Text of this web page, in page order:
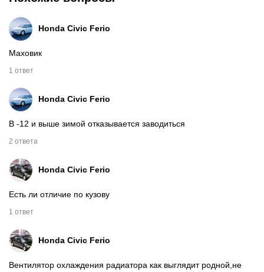
Honda Civic Ferio
Маховик
1 ответ
Honda Civic Ferio
В -12 и выше зимой отказывается заводиться
2 ответа
Honda Civic Ferio
Есть ли отличие по кузову
1 ответ
Honda Civic Ferio
Вентилятор охлаждения радиатора как выглядит родной,не